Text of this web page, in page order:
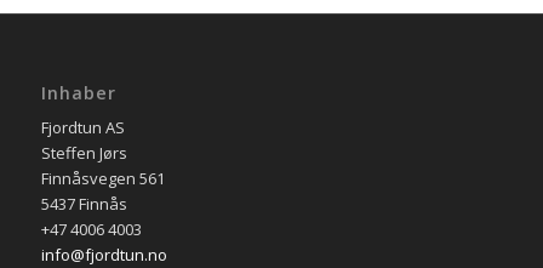
Inhaber
Fjordtun AS
Steffen Jørs
Finnåsvegen 561
5437 Finnås
+47 4006 4003
info@fjordtun.no